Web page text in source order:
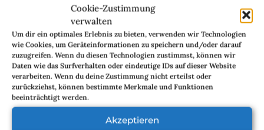
Cookie-Zustimmung
verwalten
Um dir ein optimales Erlebnis zu bieten, verwenden wir Technologien
wie Cookies, um Geräteinformationen zu speichern und/oder darauf
zuzugreifen. Wenn du diesen Technologien zustimmst, können wir
Daten wie das Surfverhalten oder eindeutige IDs auf dieser Website
verarbeiten. Wenn du deine Zustimmung nicht erteilst oder
zurückziehst, können bestimmte Merkmale und Funktionen
beeinträchtigt werden.
Akzeptieren
Wir haben auf eine gute Lichtdurchflutung und damit die
möglichst geringe Beeinträchtigung der Nachbarn
geachtet.
Hier nun die Entstehung von Januar bis März 2011: